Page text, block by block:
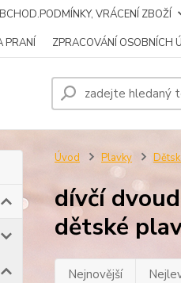
VRÁCENÍ ZBOŽÍ
PRANÍ ZPRACOVÁNÍ OSOBNÍCH
Úvod Plavky
dívčí
dětské
Nejnovější